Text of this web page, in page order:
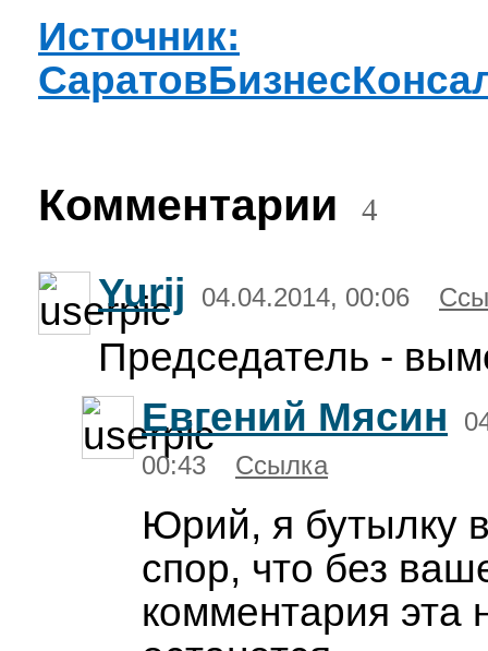
Источник:
Комментарии 4
Yurij 04.04.2014, 00:06
Председатель -
Евгений Мясин
00:43
Ссылка
Юрий, я бутылку
спор, что без
комментария эта